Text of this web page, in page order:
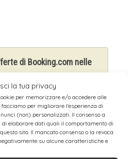
la tua privacy
per memorizzare e/o accedere alle
per migliorare l'esperienza di
(non) personalizzati. Il consenso a
di elaborare dati quali il comportamento di
sito. Il mancato consenso o la revoca
su alcune caratteristiche e
di Booking.com nelle
SVIZZERA